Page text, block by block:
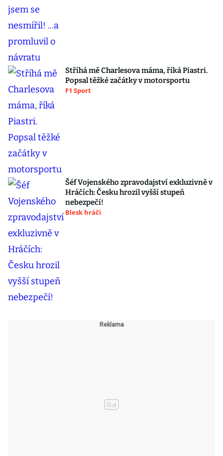
Stříhá mě Charlesova máma, říká Piastri.
Popsal těžké začátky v motorsportu
F1 Sport
Šéf Vojenského zpravodajství exkluzivně v
Hráčích: Česku hrozil vyšší stupeň
nebezpečí!
Blesk hráči